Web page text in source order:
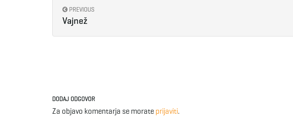
PREVIOUS
Vajnež
DODAJ ODGOVOR
Za objavo komentarja se morate prijaviti.